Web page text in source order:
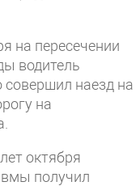
на пересечении
водитель
наезд на
на
октября
получил